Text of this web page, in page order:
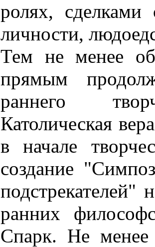
ролях, сделками
личности,
Тем не менее
прямым
раннего
Католическая
в начале
создание
подстрекателей"
ранних
Спарк. Не